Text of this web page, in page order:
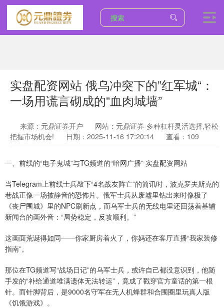
实盘配资网站 俄乌冲突下的”红军城“：
一场用谎言砌成的“血肉城墙”
来源：元鼎证券开户
网站：元鼎证券-多种杠杆灵活选择,轻松
把握市场机会!
日期：2025-11-16 17:20:14 查看：109
一、前线的“电子鬼城”与TG频道的“暗网广播” 实盘配资网站
当Telegram上前线士兵敲下“4名战友阵亡”的简讯时，波克罗夫斯克的
巷战正像一场被静音的恐怖片。俄军士兵从废墟里钻出来时像极了
《丧尸围城》里的NPC刷新点，而乌军士兵的无线电里还回荡着基辅
新闻台的画外音：“局势稳定，反攻顺利。”
这画面荒诞得如同——你家厨房着火了，你妈还在客厅直播“我家装修
指南”。
那位在TG频道写“战场日记”的乌军士兵，或许自己都没意识到，他随
手发的“补给通道堆满遗体无法转运”，竟成了戳穿官方童话的第一根
针。而针脚背后，是9000名守军在无人机蜂群和合围圈里玩真人版
《饥饿游戏》。